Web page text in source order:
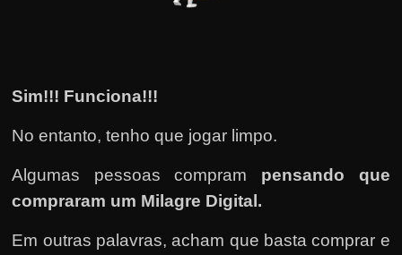
Sim!!! Funciona!!!
No entanto, tenho que jogar limpo.
Algumas pessoas compram pensando que
compraram um Milagre Digital.
Em outras palavras, acham que basta comprar e